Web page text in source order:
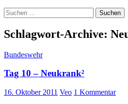
Suchen
nach:
Schlagwort-Archive:
Bundeswehr
Tag 10 – Neukrank²
16. Oktober 2011 Veo 1 Kommentar